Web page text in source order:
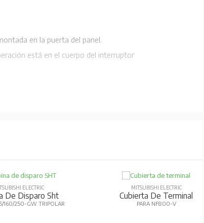
en la puerta del panel.
está en el cuerpo del interruptor
ELECTRIC
De Disparo Sht
160/250-GW TRIPOLAR
MITSUBISHI ELECTRIC
Cubierta De Terminal
PARA NF800-V